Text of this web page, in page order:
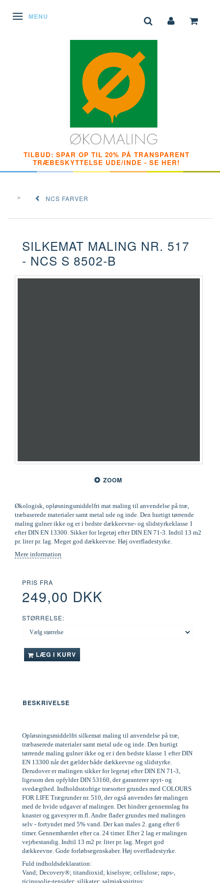
SKIFTE NAVIGATION
MENU
TILBUD: SPAR OP TIL 20% PÅ TRANSPARENT
TRÆBESKYTTELSE UDE/INDE - SE HER!
NCS FARVER
SILKEMAT MALING NR. 517
- NCS S 8502-B
ZOOM
Økologisk, opløsningsmiddelfri mat maling til anvendelse på træ,
træbaserede materialer samt metal ude og inde. Den hurtigt tørrende
maling gulner ikke og er i bedste dækkeevne- og slidstyrkeklasse 1
efter DIN EN 13300. Sikker for legetøj efter DIN EN 71-3. Indtil 13 m2
pr. liter pr. lag. Meget god dækkeevne. Høj overfladestyrke.
Mere information
PRIS FRA
249,00 DKK
STØRRELSE:
LÆG I KURV
BESKRIVELSE
Opløsningsmiddelfri silkemat maling til anvendelse på træ,
træbaserede materialer samt metal ude og inde. Den hurtigt
tørrende maling gulner ikke og er i den bedste klasse 1 efter DIN
EN 13300 når det gælder både dækkeevne og slidstyrke.
Derudover er malingen sikker for legetøj efter DIN EN 71-3,
ligesom den opfylder DIN 53160, der garanterer spyt- og
svedægthed. Indholdsstofrige træsorter grundes med COLOURS
FOR LIFE Trægrunder nr. 510, der også anvendes før malingen
med de hvide udgaver af malingen. Det hindrer gennemslag fra
knaster og gavesyrer m.fl. Andre flader grundes med malingen
selv - fortyndet med 5% vand. Der kan males 2. gang efter 6
timer. Gennemhærdet efter ca. 24 timer. Efter 2 lag er malingen
vejrbestandig. Indtil 13 m2 pr. liter pr. lag. Meget god
dækkeevne. Gode forløbsegenskaber. Høj overfladestyrke.
Fuld indholdsdeklaration:
Vand; Decovery®; titandioxid; kiselsyre; cellulose; raps-,
ricinusolie-tensider; silikater; salmiakspiritus;